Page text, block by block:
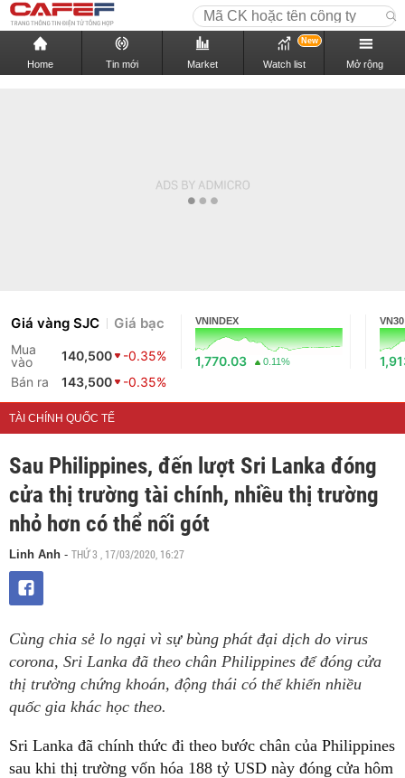
Home Tin mới Market Watch list
New
Mở rộng
Giá vàng SJC Giá bạc
Mua
vào
140,500
-0.35%
Bán ra
143,500 -0.35%
VNINDEX
1,770.03 0.11%
VN30
TÀI CHÍNH QUỐC TẾ
Sau Philippines, đến lượt Sri Lanka đóng
cửa thị trường tài chính, nhiều thị trường
nhỏ hơn có thể nối gót
Linh Anh - THỨ 3 , 17/03/2020, 16:27
Cùng chia sẻ lo ngại vì sự bùng phát đại dịch do virus
corona, Sri Lanka đã theo chân Philippines để đóng cửa
thị trường chứng khoán, động thái có thể khiến nhiều
quốc gia khác học theo.
Sri Lanka đã chính thức đi theo bước chân của Philippines
sau khi thị trường vốn hóa 188 tỷ USD này đóng cửa hôm